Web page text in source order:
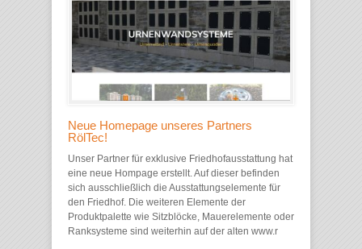
Neue Homepage unseres Partners
RölTec!
Unser Partner für exklusive Friedhofausstattung hat
eine neue Hompage erstellt. Auf dieser befinden
sich ausschließlich die Ausstattungselemente für
den Friedhof. Die weiteren Elemente der
Produktpalette wie Sitzblöcke, Mauerelemente oder
Ranksysteme sind weiterhin auf der alten www.r